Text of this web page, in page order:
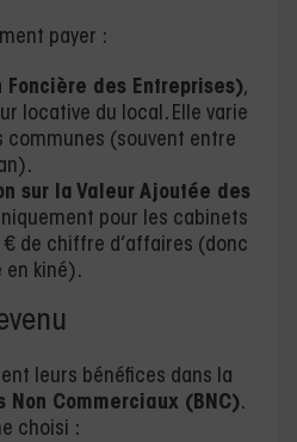
payer :
Foncière des Entreprises),
locative du local. Elle varie
(souvent entre
sur la Valeur Ajoutée des
pour les cabinets
de chiffre d’affaires (donc
en kiné).
leurs bénéfices dans la
Non Commerciaux (BNC).
choisi :